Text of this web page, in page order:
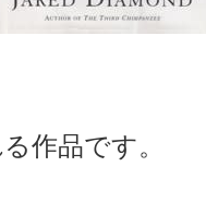
作品です。